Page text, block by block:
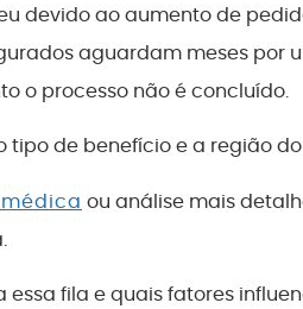
devido ao aumento de
aguardam meses por
o processo não é concluído.
tipo de benefício e a região
ou análise mais
essa fila e quais fatores